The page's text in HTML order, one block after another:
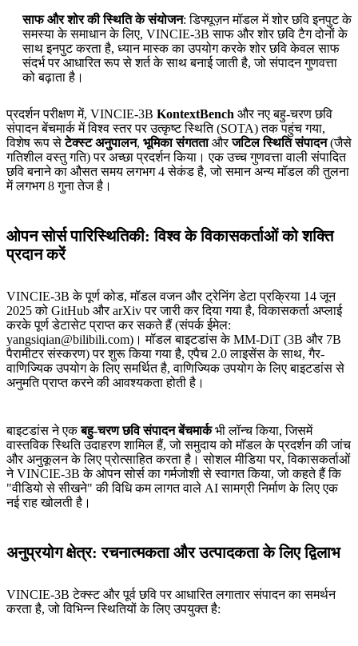
साफ और शोर की स्थिति के संयोजन: डिफ्यूज़न मॉडल में शोर छवि इनपुट के
समस्या के समाधान के लिए, VINCIE-3B साफ और शोर छवि टैग दोनों के
साथ इनपुट करता है, ध्यान मास्क का उपयोग करके शोर छवि केवल साफ
संदर्भ पर आधारित रूप से शर्त के साथ बनाई जाती है, जो संपादन गुणवत्ता
को बढ़ाता है।
प्रदर्शन परीक्षण में, VINCIE-3B KontextBench और नए बहु-चरण छवि
संपादन बेंचमार्क में विश्व स्तर पर उत्कृष्ट स्थिति (SOTA) तक पहुंच गया,
विशेष रूप सेटेक्स्ट अनुपालन, भूमिका संगतताऔरजटिल स्थिति संपादन(जैसे
गतिशील वस्तु गति) पर अच्छा प्रदर्शन किया। एक उच्च गुणवत्ता वाली संपादित
छवि बनाने का औसत समय लगभग 4 सेकंड है, जो समान अन्य मॉडल की तुलना
में लगभग 8 गुना तेज है।
ओपन सोर्स पारिस्थितिकी: विश्व के विकासकर्ताओं को शक्ति
प्रदान करें
VINCIE-3B के पूर्ण कोड, मॉडल वजन और ट्रेनिंग डेटा प्रक्रिया 14 जून
2025 को GitHub और arXiv पर जारी कर दिया गया है, विकासकर्ता अप्लाई
करके पूर्ण डेटासेट प्राप्त कर सकते हैं (संपर्क ईमेल:
yangsiqian@bilibili.com)। मॉडल बाइटडांस के MM-DiT (3B और 7B
पैरामीटर संस्करण) पर शुरू किया गया है, एपैच 2.0 लाइसेंस के साथ, गैर-
वाणिज्यिक उपयोग के लिए समर्थित है, वाणिज्यिक उपयोग के लिए बाइटडांस से
अनुमति प्राप्त करने की आवश्यकता होती है।
बाइटडांस ने एकबहु-चरण छवि संपादन बेंचमार्कभी लॉन्च किया, जिसमें
वास्तविक स्थिति उदाहरण शामिल हैं, जो समुदाय को मॉडल के प्रदर्शन की जांच
और अनुकूलन के लिए प्रोत्साहित करता है। सोशल मीडिया पर, विकासकर्ताओं
ने VINCIE-3B के ओपन सोर्स का गर्मजोशी से स्वागत किया, जो कहते हैं कि
"वीडियो से सीखने" की विधि कम लागत वाले AI सामग्री निर्माण के लिए एक
नई राह खोलती है।
अनुप्रयोग क्षेत्र: रचनात्मकता और उत्पादकता के लिए द्विलाभ
VINCIE-3B टेक्स्ट और पूर्व छवि पर आधारित लगातार संपादन का समर्थन
करता है, जो विभिन्न स्थितियों के लिए उपयुक्त है: